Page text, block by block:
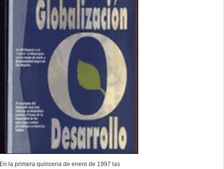
En la primera quincena de enero de 1997 las